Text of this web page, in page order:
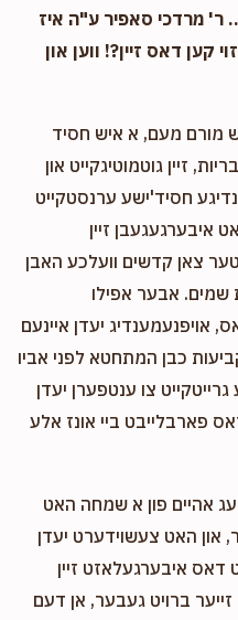
11 months ago
Shulem & Bassy
In honor of Shver and
ר' מרדכי סאפיר ע"ה איז
קען דאס זיין?! ווען און
מורם מעם, א איש חסיד
זיין גוטמוטיגקייט און
חסיד'ישע ערנסטקייט
איבערגעגעבן זיין
צאן קדשים וועלכע האבן
שמים. אבער אפילו
אויפנעמענדיג יעדן איינעם
כבן המתחטא לפני אביו
גרייטקייט צו ענטפערן יעדן
פארבלייבט ביי אונז אלע
אהיים פון א שמחה האט
און האט צעשוידערט יעדן
איבערגעלאזט זיין
ברויט געבער, אן דעם